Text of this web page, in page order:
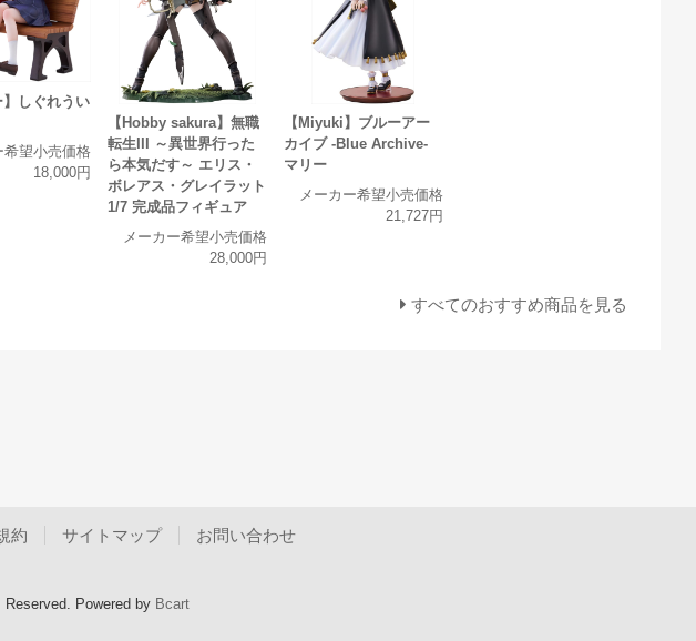
】しぐれうい
希望小売価格
18,000円
【Hobby sakura】無職
転生III ～異世界行った
ら本気だす～ エリス・
ボレアス・グレイラット
1/7 完成品フィギュア
メーカー希望小売価格
28,000円
【Miyuki】ブルーアー
カイブ -Blue Archive-
マリー
メーカー希望小売価格
21,727円
すべてのおすすめ商品を見る
約 サイトマップ お問い合わせ
Powered by Bcart